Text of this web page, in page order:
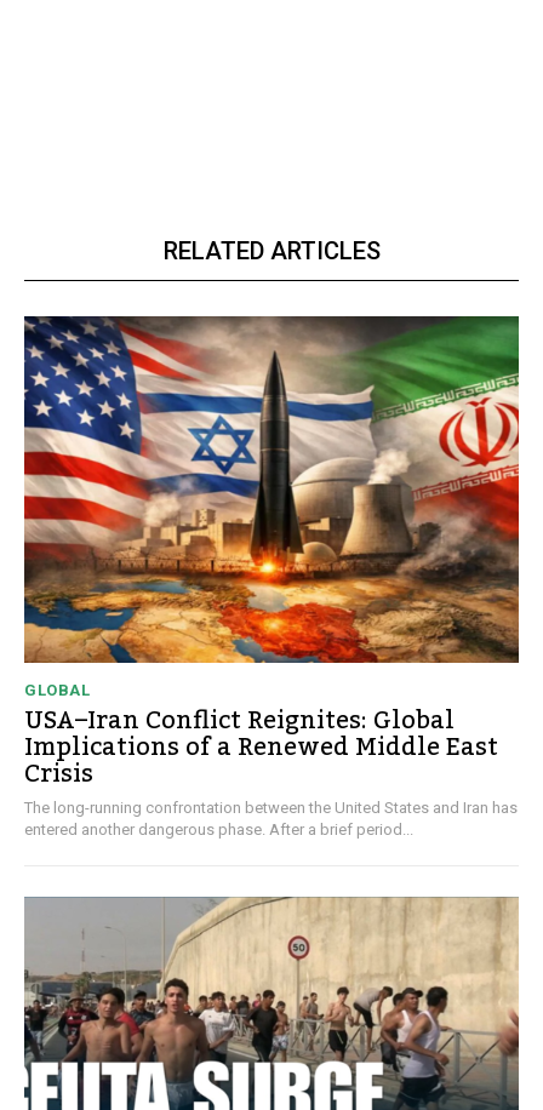
RELATED ARTICLES
GLOBAL
USA–Iran Conflict Reignites: Global
Implications of a Renewed Middle East
Crisis
The long-running confrontation between the United States and Iran has
entered another dangerous phase. After a brief period...